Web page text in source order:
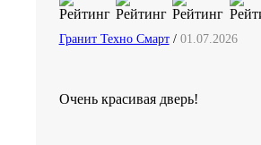
Гранит Техно Смарт/ 01.07.2026
Очень красивая дверь!